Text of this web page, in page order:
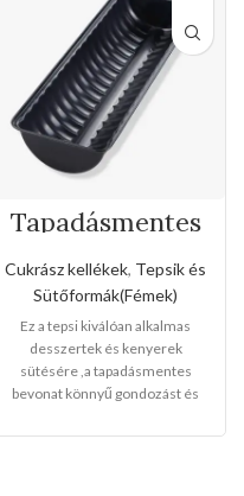
Tapadásmentes
forma(Nagy
méret)
Cukrász kellékek, Tepsik és
Sütőformák(Fémek)
Ez a tepsi kiválóan alkalmas
desszertek és kenyerek
sütésére ,a tapadásmentes
bevonat könnyű gondozást és
könnyen levehet,ez megkönnyíti